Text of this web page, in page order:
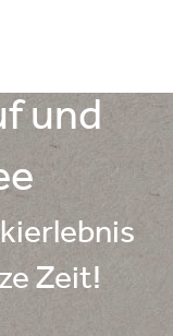
und
Zeit!